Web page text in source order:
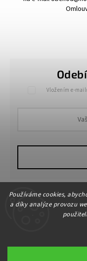
Používáme cookies,
a díky analýze provozu
Vložením e-